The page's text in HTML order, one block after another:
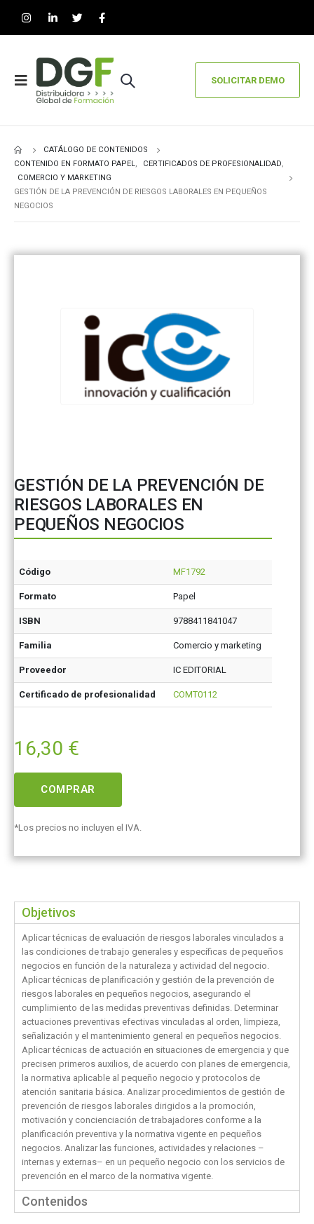
SOLICITAR DEMO
CATÁLOGO DE CONTENIDOS
CONTENIDO EN FORMATO PAPEL, CERTIFICADOS DE PROFESIONALIDAD,
COMERCIO Y MARKETING
GESTIÓN DE LA PREVENCIÓN DE RIESGOS LABORALES EN PEQUEÑOS
NEGOCIOS
GESTIÓN DE LA PREVENCIÓN DE
RIESGOS LABORALES EN
PEQUEÑOS NEGOCIOS
Código MF1792
Formato Papel
ISBN 9788411841047
Familia Comercio y marketing
Proveedor IC EDITORIAL
Certificado de profesionalidad COMT0112
16,30 €
COMPRAR
*Los precios no incluyen el IVA.
Objetivos
Aplicar técnicas de evaluación de riesgos laborales vinculados a
las condiciones de trabajo generales y específicas de pequeños
negocios en función de la naturaleza y actividad del negocio.
Aplicar técnicas de planificación y gestión de la prevención de
riesgos laborales en pequeños negocios, asegurando el
cumplimiento de las medidas preventivas definidas. Determinar
actuaciones preventivas efectivas vinculadas al orden, limpieza,
señalización y el mantenimiento general en pequeños negocios.
Aplicar técnicas de actuación en situaciones de emergencia y que
precisen primeros auxilios, de acuerdo con planes de emergencia,
la normativa aplicable al pequeño negocio y protocolos de
atención sanitaria básica. Analizar procedimientos de gestión de
prevención de riesgos laborales dirigidos a la promoción,
motivación y concienciación de trabajadores conforme a la
planificación preventiva y la normativa vigente en pequeños
negocios. Analizar las funciones, actividades y relaciones –
internas y externas– en un pequeño negocio con los servicios de
prevención en el marco de la normativa vigente.
Contenidos